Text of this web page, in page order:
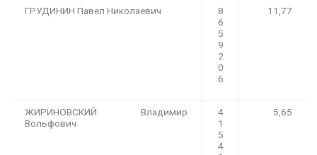
ГРУДИНИН Павел Николаевич
8
6
5
9
2
0
6
11,77
ЖИРИНОВСКИЙ Владимир
Вольфович
4
1
5
4
5,65